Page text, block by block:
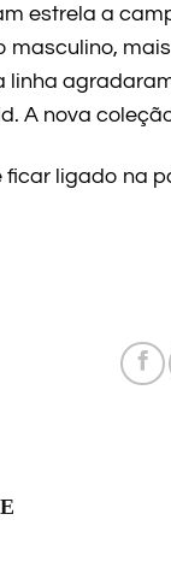
estrela a
A nova
ficar ligado na